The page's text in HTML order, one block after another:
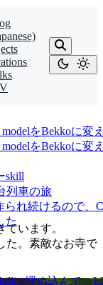
をBekkoに変
をBekkoに変
skill
列車の旅
れ続けるので、
た
に埋め込んで、
います。
た。素敵なお寺で